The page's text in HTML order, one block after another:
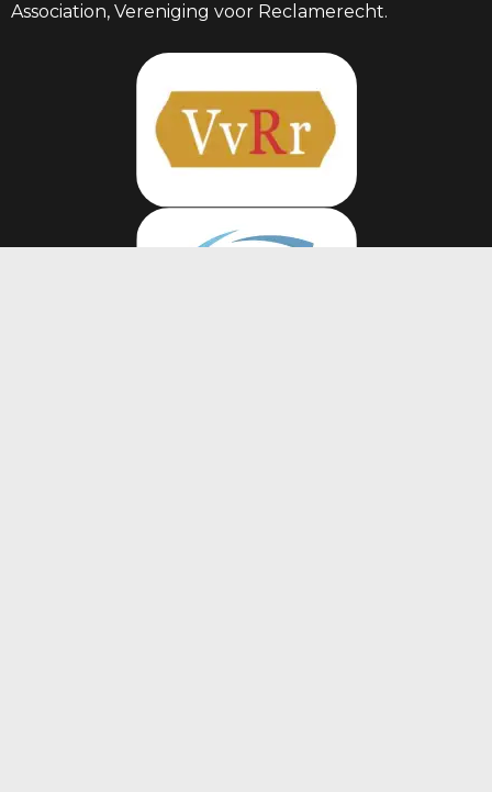
Association, Vereniging voor Reclamerecht.